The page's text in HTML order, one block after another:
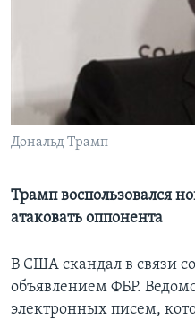
СОЦИАЛЬНЫЕ СЕТИ
Дональд Трамп
Трамп воспользовался
атаковать оппонента
В США скандал в связи
объявлением ФБР.
электронных писем,